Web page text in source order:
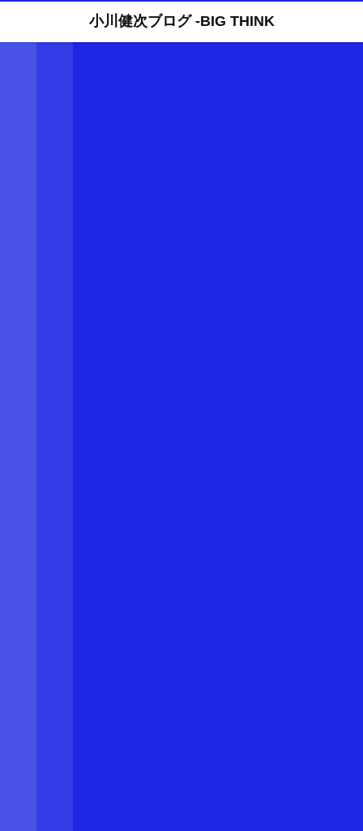
小川健次ブログ -BIG THINK